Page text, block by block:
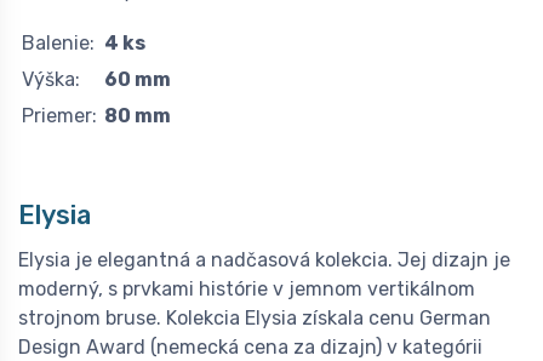
Balenie: 4 ks
Výška:
60 mm
Priemer: 80 mm
Elysia
Elysia je elegantná a nadčasová kolekcia. Jej dizajn je
moderný, s prvkami histórie v jemnom vertikálnom
strojnom bruse. Kolekcia Elysia získala cenu German
Design Award (nemecká cena za dizajn) v kategórii